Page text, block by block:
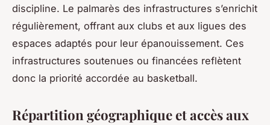
discipline. Le palmarès des infrastructures s’enrichit
régulièrement, offrant aux clubs et aux ligues des
espaces adaptés pour leur épanouissement. Ces
infrastructures soutenues ou financées reflètent
donc la priorité accordée au basketball.
Répartition géographique et accès aux